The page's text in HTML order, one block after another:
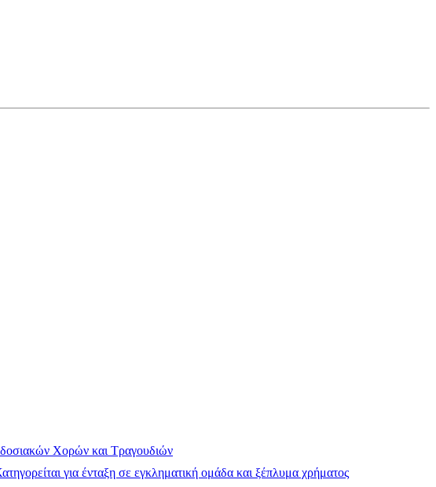
Χορών και Τραγουδιών
για ένταξη σε εγκληματική ομάδα και ξέπλυμα χρήματος